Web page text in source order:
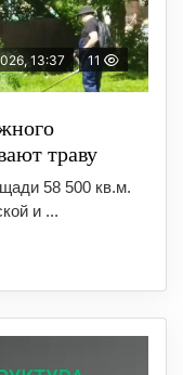
13:37 11
траву
58 500 кв.м.
и ...